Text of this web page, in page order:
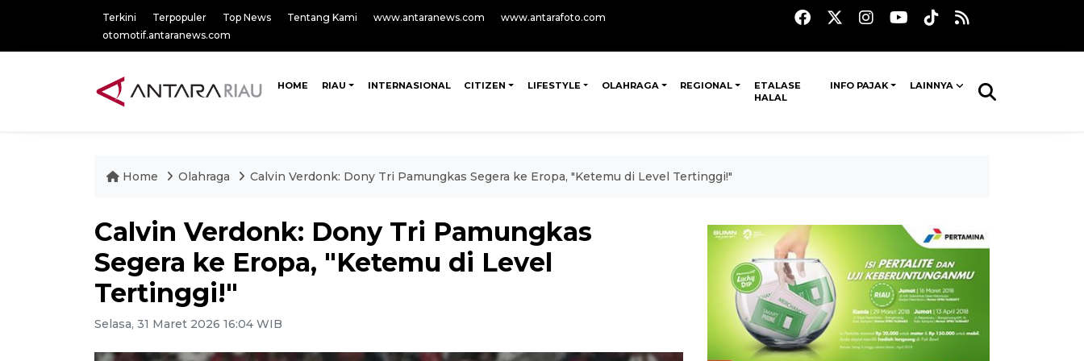
Terkini Terpopuler Top News Tentang Kami www.antaranews.com
www.antarafoto.com
otomotif.antaranews.com
HOME RIAU INTERNASIONAL CITIZEN LIFESTYLE OLAHRAGA REGIONAL
ETALASE
HALAL
INFO PAJAK LAINNYA
Home Olahraga Calvin Verdonk: Dony Tri Pamungkas Segera ke Eropa, "Ketemu di Level Tertinggi!"
Calvin Verdonk: Dony Tri Pamungkas
Segera ke Eropa, "Ketemu di Level
Tertinggi!"
Selasa, 31 Maret 2026 16:04 WIB